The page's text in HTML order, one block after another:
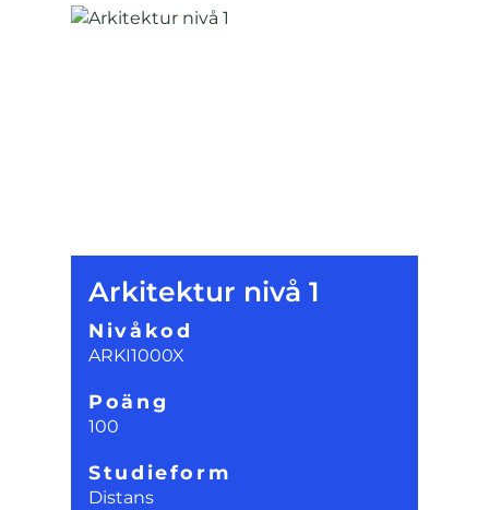
Arkitektur nivå 1
Nivåkod
ARKI1000X
Poäng
100
Studieform
Distans